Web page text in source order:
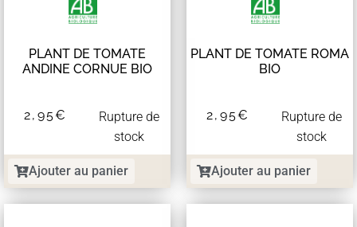
PLANT DE TOMATE
ANDINE CORNUE BIO
2,95€
Rupture de
stock
Ajouter au panier
PLANT DE TOMATE ROMA
BIO
2,95€
Rupture de
stock
Ajouter au panier